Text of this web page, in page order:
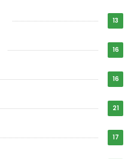
13
16
16
21
17